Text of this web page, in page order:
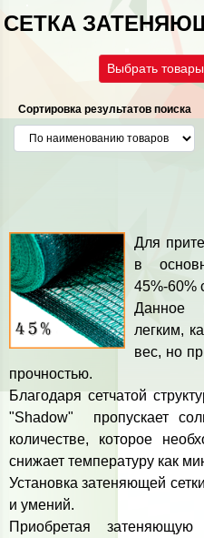
СЕТКА
Выбрать
Сортировка результатов поиска
Для
в
45%-60%
Данное
легким,
вес, но
прочностью.
Благодаря сетчатой
"Shadow" пропускает
количестве, которое
снижает температуру как
Установка затеняющей
и умений.
Приобретая